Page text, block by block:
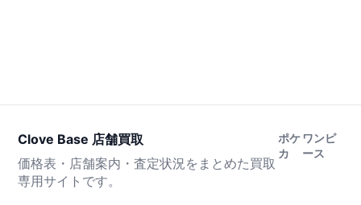
Clove Base 店舗買取
価格表・店舗案内・査定状況をまとめた買取
専用サイトです。
ポケ
カ
ワンピ
ース